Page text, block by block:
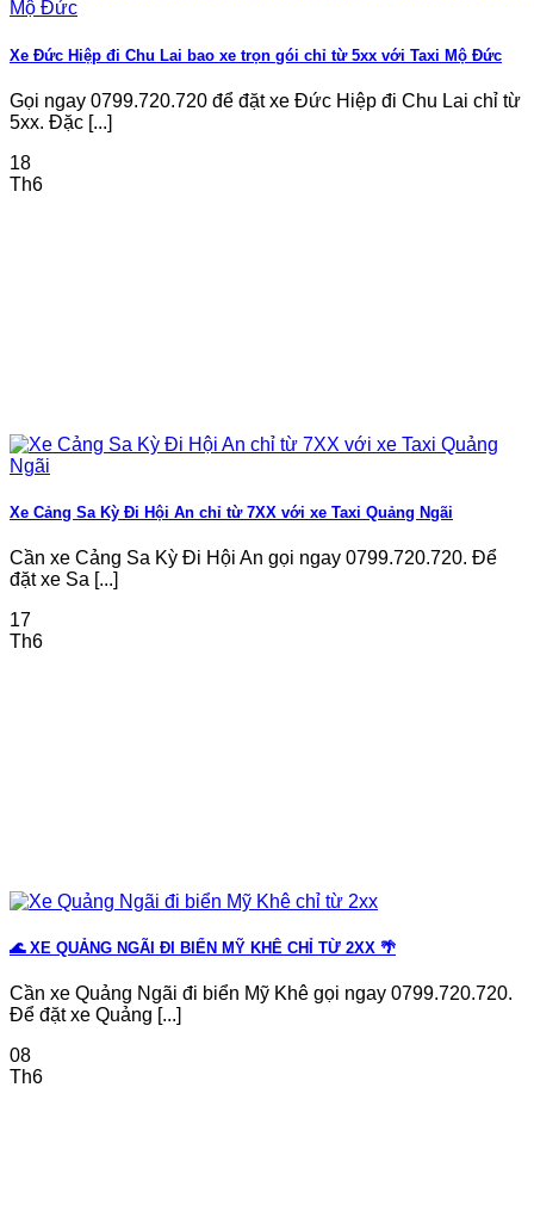
Xe Đức Hiệp đi Chu Lai bao xe trọn gói chỉ từ 5xx với Taxi Mộ Đức
Gọi ngay 0799.720.720 để đặt xe Đức Hiệp đi Chu Lai chỉ từ
5xx. Đặc [...]
18
Th6
Xe Cảng Sa Kỳ Đi Hội An chỉ từ 7XX với xe Taxi Quảng Ngãi
Cần xe Cảng Sa Kỳ Đi Hội An gọi ngay 0799.720.720. Để
đặt xe Sa [...]
17
Th6
🌊 XE QUẢNG NGÃI ĐI BIỂN MỸ KHÊ CHỈ TỪ 2XX 🌴
Cần xe Quảng Ngãi đi biển Mỹ Khê gọi ngay 0799.720.720.
Để đặt xe Quảng [...]
08
Th6